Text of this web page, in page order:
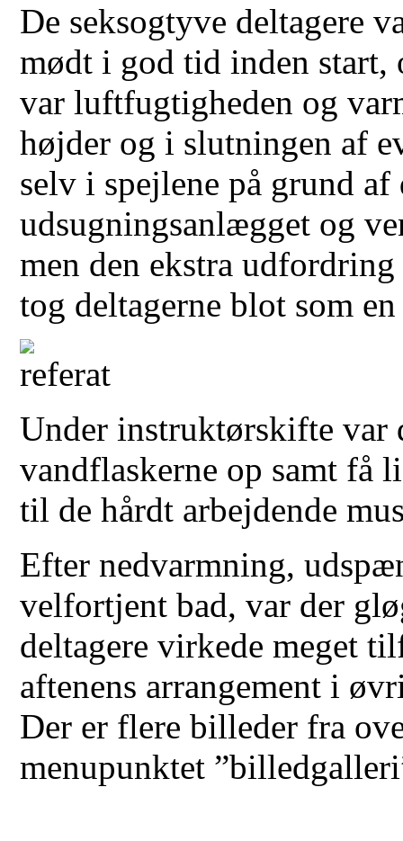
De seksogtyve deltagere
mødt i god tid inden start,
var luftfugtigheden og
højder og i slutningen af
selv i spejlene på grund
udsugningsanlægget og
men den ekstra
tog deltagerne blot som
Under instruktørskifte var
vandflaskerne op samt få
til de hårdt arbejdende
Efter nedvarmning,
velfortjent bad, var der
deltagere virkede meget
aftenens arrangement i
Der er flere billeder fra
menupunktet